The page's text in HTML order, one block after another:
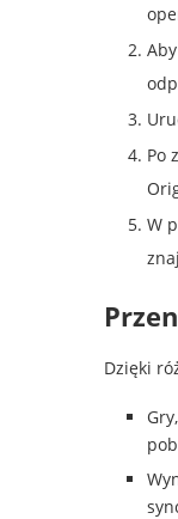
Po
W
Dzięki